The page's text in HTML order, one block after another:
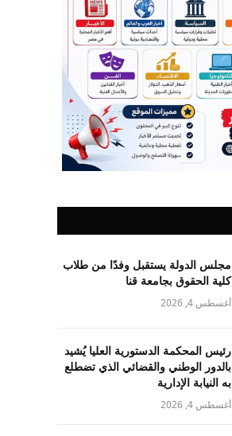
مجلس الدولة يستقبل وفدًا من طلاب
كلية الحقوق بجامعة قنا
أغسطس 4, 2026
رئيس المحكمة الدستورية العليا يُشيد
بالدور الوطني والقضائي الذي تضطلع
به النيابة الإدارية
أغسطس 4, 2026